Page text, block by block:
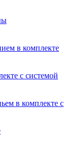
в комплекте
с системой
в комплекте с